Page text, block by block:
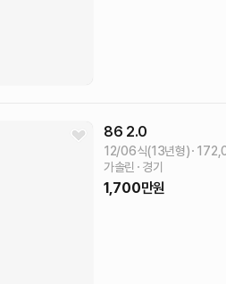
86 2.0
12/06식(13년형)
가솔린
경기
1,700만원